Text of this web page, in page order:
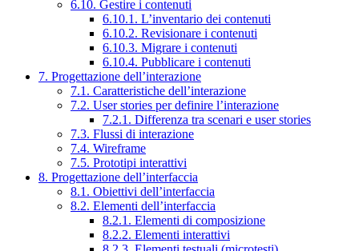
6.10. Gestire i contenuti
6.10.1. L’inventario dei contenuti
6.10.2. Revisionare i contenuti
6.10.3. Migrare i contenuti
6.10.4. Pubblicare i contenuti
7. Progettazione dell’interazione
7.1. Caratteristiche dell’interazione
7.2. User stories per definire l’interazione
7.2.1. Differenza tra scenari e user stories
7.3. Flussi di interazione
7.4. Wireframe
7.5. Prototipi interattivi
8. Progettazione dell’interfaccia
8.1. Obiettivi dell’interfaccia
8.2. Elementi dell’interfaccia
8.2.1. Elementi di composizione
8.2.2. Elementi interattivi